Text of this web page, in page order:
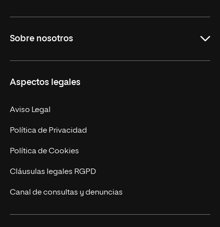
Másteres Oficiales
Másteres Propios
Doctorados
Experto Universitario
Postgrados
Cursos Universitarios
Sobre nosotros
Facultades
Nuestro Equipo
Trabaja en UNIR
Actualidad
UNIR Revista
Eventos
Aspectos legales
Aviso Legal
Política de Privacidad
Política de Cookies
Cláusulas legales RGPD
Canal de consultas y denuncias